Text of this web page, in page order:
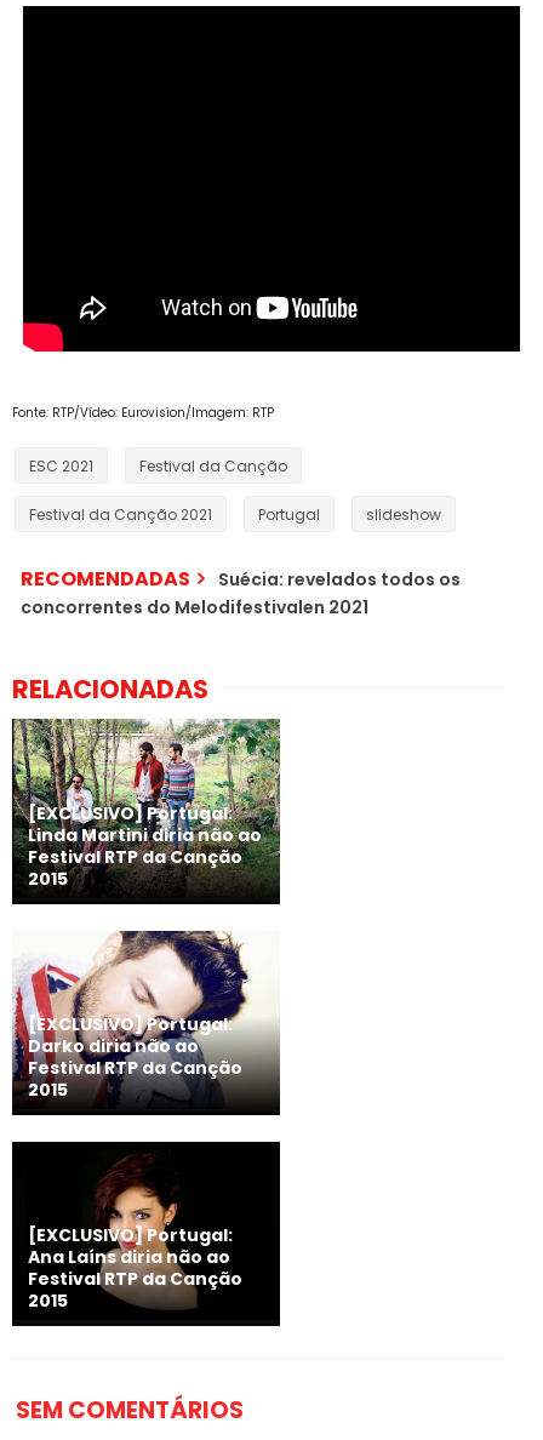
Fonte: RTP/Vídeo: Eurovision/Imagem: RTP
ESC 2021 Festival da Canção
Festival da Canção 2021 Portugal slideshow
RECOMENDADAS
Suécia: revelados todos os
concorrentes do Melodifestivalen 2021
RELACIONADAS
[EXCLUSIVO] Portugal:
Linda Martini diria não ao
Festival RTP da Canção
2015
[EXCLUSIVO] Portugal:
Darko diria não ao
Festival RTP da Canção
2015
[EXCLUSIVO] Portugal:
Ana Laíns diria não ao
Festival RTP da Canção
2015
SEM COMENTÁRIOS